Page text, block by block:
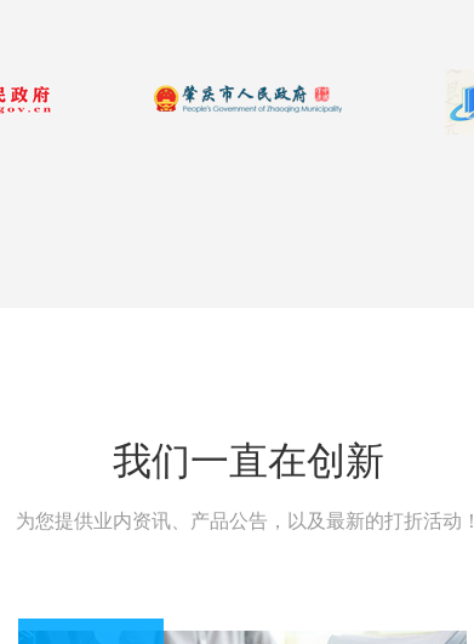
我们一直在创新
为您提供业内资讯、产品公告，以及最新的打折活动！